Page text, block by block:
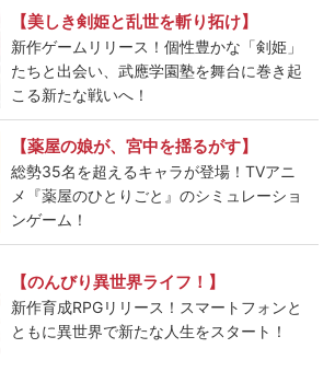
【美しき剣姫と乱世を斬り拓け】
新作ゲームリリース！個性豊かな「剣姫」
たちと出会い、武應学園塾を舞台に巻き起
こる新たな戦いへ！
【薬屋の娘が、宮中を揺るがす】
総勢35名を超えるキャラが登場！TVアニ
メ『薬屋のひとりごと』のシミュレーショ
ンゲーム！
【のんびり異世界ライフ！】
新作育成RPGリリース！スマートフォンと
ともに異世界で新たな人生をスタート！